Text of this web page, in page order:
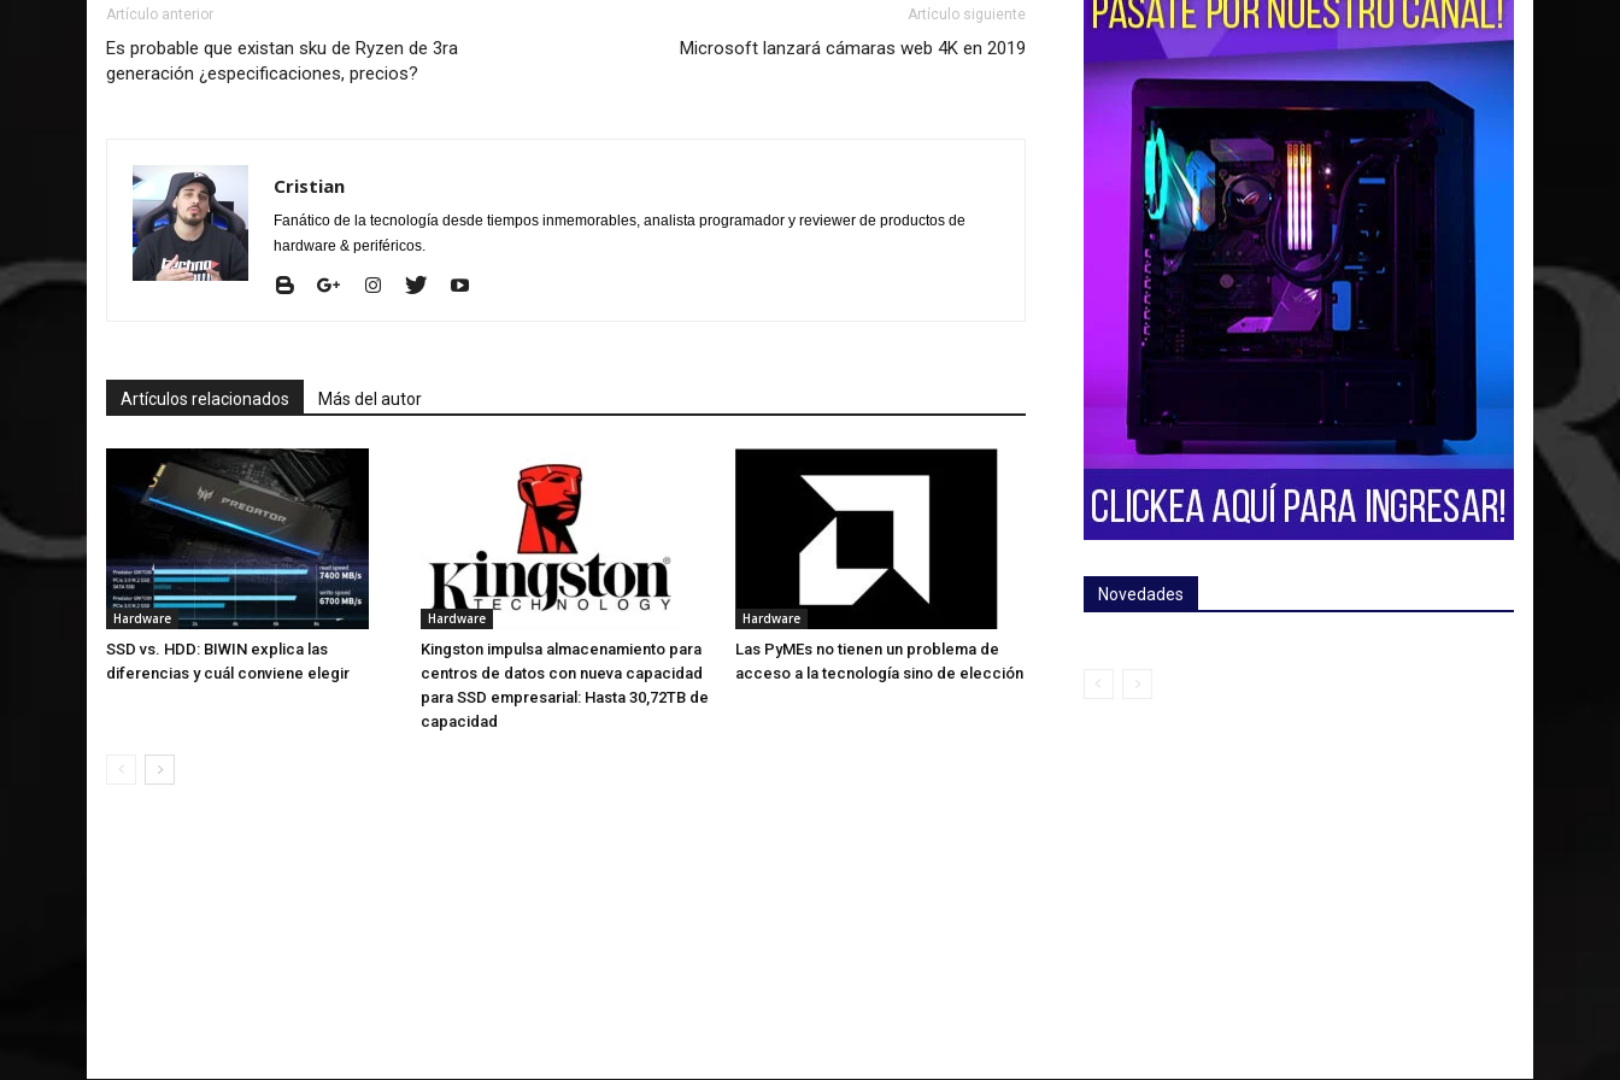
Artículo anterior
Es probable que existan sku de Ryzen de 3ra
generación ¿especificaciones, precios?
Artículo siguiente
Microsoft lanzará cámaras web 4K en 2019
Cristian
Fanático de la tecnología desde tiempos inmemorables, analista programador y reviewer de productos de
hardware & periféricos.
Artículos relacionados Más del autor
Hardware
SSD vs. HDD: BIWIN explica las
diferencias y cuál conviene elegir
Hardware
Kingston impulsa almacenamiento para
centros de datos con nueva capacidad
para SSD empresarial: Hasta 30,72TB de
capacidad
Hardware
Las PyMEs no tienen un problema de
acceso a la tecnología sino de elección
Novedades